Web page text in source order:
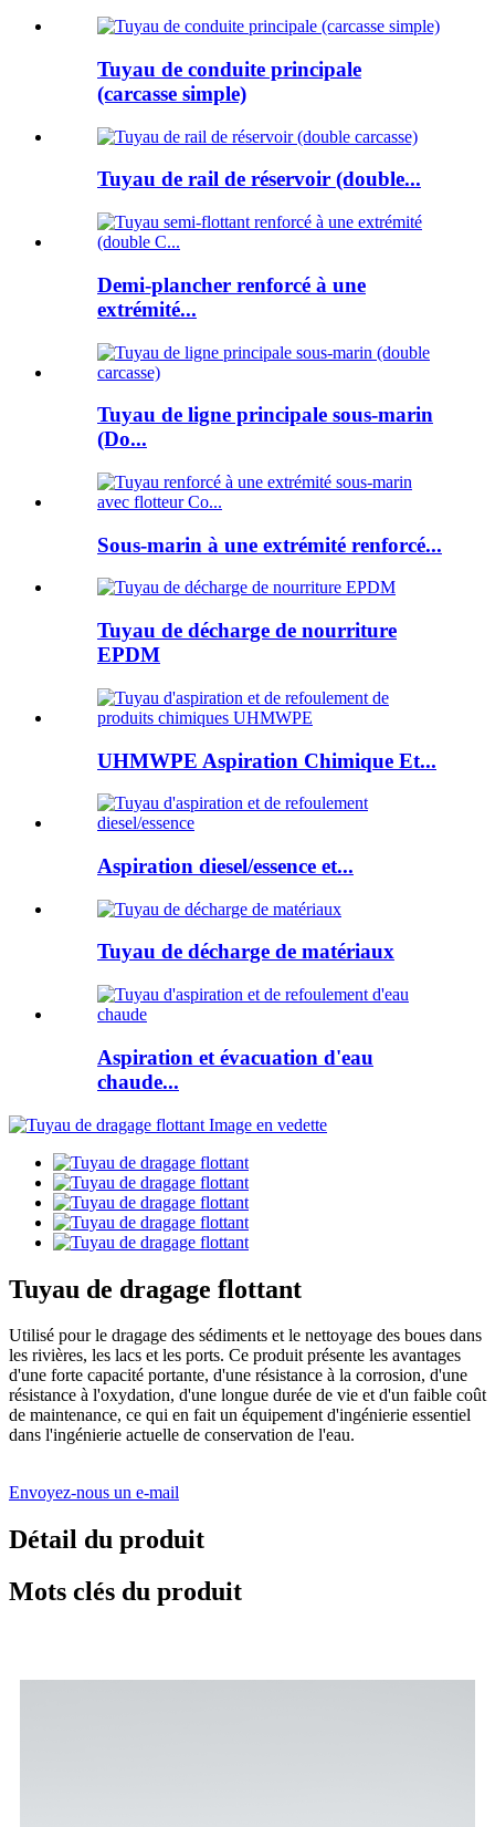
Tuyau de conduite principale
(carcasse simple)
Tuyau de rail de réservoir (double...
Demi-plancher renforcé à une
extrémité...
Tuyau de ligne principale sous-marin
(Do...
Sous-marin à une extrémité renforcé...
Tuyau de décharge de nourriture
EPDM
UHMWPE Aspiration Chimique Et...
Aspiration diesel/essence et...
Tuyau de décharge de matériaux
Aspiration et évacuation d'eau
chaude...
Tuyau de dragage flottant
Utilisé pour le dragage des sédiments et le nettoyage des boues dans
les rivières, les lacs et les ports. Ce produit présente les avantages
d'une forte capacité portante, d'une résistance à la corrosion, d'une
résistance à l'oxydation, d'une longue durée de vie et d'un faible coût
de maintenance, ce qui en fait un équipement d'ingénierie essentiel
dans l'ingénierie actuelle de conservation de l'eau.
Envoyez-nous un e-mail
Détail du produit
Mots clés du produit